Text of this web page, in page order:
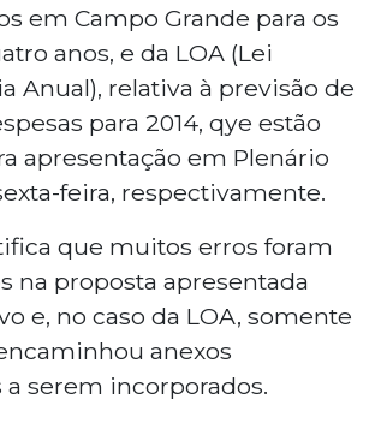
em Campo Grande para os
anos, e da LOA (Lei
Anual), relativa à previsão de
para 2014, qye estão
apresentação em Plenário
feira, respectivamente.
que muitos erros foram
na proposta apresentada
e, no caso da LOA, somente
anexos
serem incorporados.